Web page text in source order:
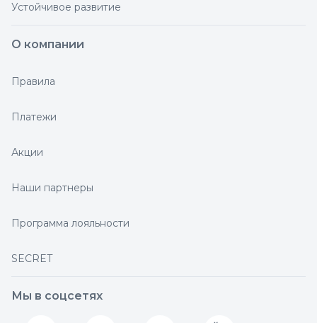
Устойчивое развитие
О компании
Правила
Платежи
Акции
Наши партнеры
Программа лояльности
SECRET
Мы в соцсетях